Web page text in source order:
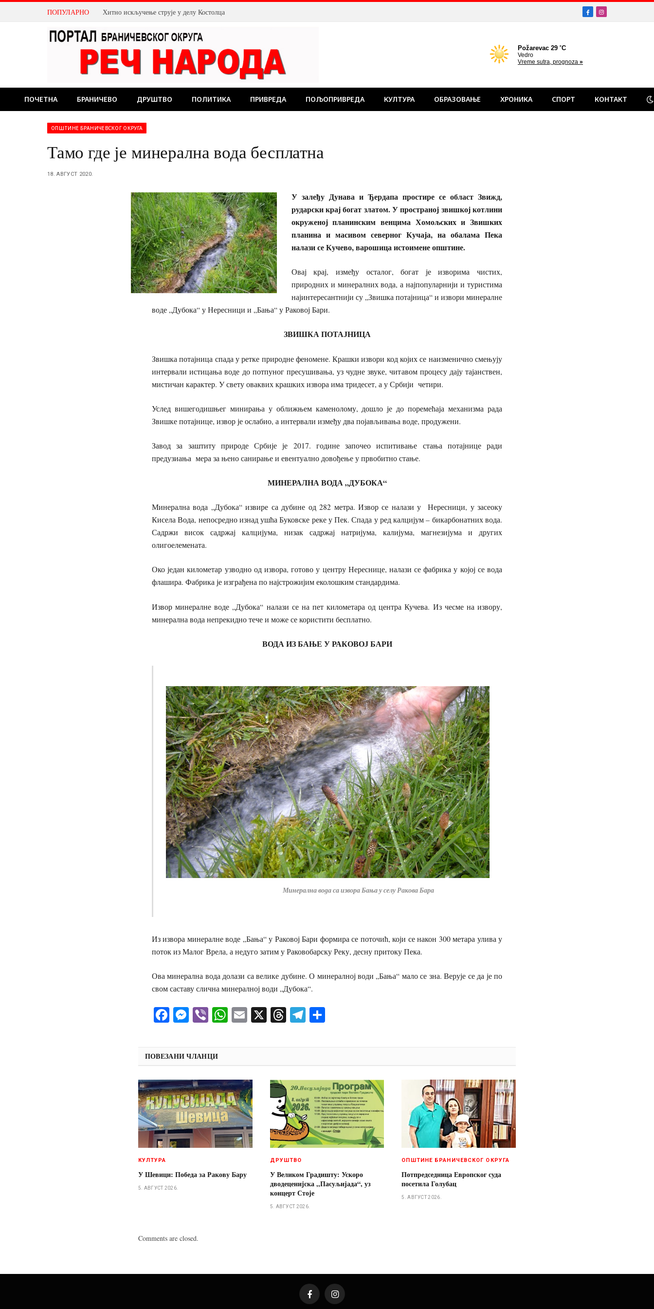
ПОПУЛАРНО Хитно искључење струје у делу Костолца FacebookInstagram
ПОЧЕТНА БРАНИЧЕВО ДРУШТВО ПОЛИТИКА ПРИВРЕДА ПОЉОПРИВРЕДА КУЛТУРА ОБРАЗОВАЊЕ ХРОНИКА СПОРТ КОНТАКТ
ОПШТИНЕ БРАНИЧЕВСКОГ ОКРУГА
Тамо где је минерална вода бесплатна
18. АВГУСТ 2020.
У залеђу Дунава и Ђердапа простире се област Звижд,
рударски крај богат златом. У пространој звишкој котлини
окруженој планинским венцима Хомољских и Звишких
планина и масивом северног Кучаја, на обалама Пека
налази се Кучево, варошица истоимене општине.
Овај крај, између осталог, богат је изворима чистих,
природних и минералних вода, а најпопуларнији и туристима
најинтересантнији су „Звишка потајница“ и извори минералне
воде „Дубока“ у Нересници и „Бања“ у Раковој Бари.
ЗВИШКА ПОТАЈНИЦА
Звишка потајница спада у ретке природне феномене. Крашки извори код којих се наизменично смењују
интервали истицања воде до потпуног пресушивања, уз чудне звуке, читавом процесу дају тајанствен,
мистичан карактер. У свету оваквих крашких извора има тридесет, а у Србији четири.
Услед вишегодишњег минирања у оближњем каменолому, дошло је до поремећаја механизма рада
Звишке потајнице, извор је ослабио, а интервали између два појављивања воде, продужени.
Завод за заштиту природе Србије је 2017. године започео испитивање стања потајнице ради
предузиања мера за њено санирање и евентуално довођење у првобитно стање.
МИНЕРАЛНА ВОДА „ДУБОКА“
Минерална вода „Дубока“ извире са дубине од 282 метра. Извор се налази у Нересници, у засеоку
Кисела Вода, непосредно изнад ушћа Буковске реке у Пек. Спада у ред калцијум – бикарбонатних вода.
Садржи висок садржај калцијума, низак садржај натријума, калијума, магнезијума и других
олигоелемената.
Око један километар узводно од извора, готово у центру Нереснице, налази се фабрика у којој се вода
флашира. Фабрика је изграђена по најстрожијим еколошким стандардима.
Извор минералне воде „Дубока“ налази се на пет километара од центра Кучева. Из чесме на извору,
минерална вода непрекидно тече и може се користити бесплатно.
ВОДА ИЗ БАЊЕ У РАКОВОЈ БАРИ
Минерална вода са извора Бања у селу Ракова Бара
Из извора минералне воде „Бања“ у Раковој Бари формира се поточић, који се након 300 метара улива у
поток из Малог Врела, а недуго затим у Раковобарску Реку, десну притоку Пека.
Ова минерална вода долази са велике дубине. О минералној води „Бања“ мало се зна. Верује се да је по
свом саставу слична минералној води „Дубока“.
Facebook
Messenger
ViberWhatsApp
Email
X ThreadsTelegram
ПОВЕЗАНИ ЧЛАНЦИ
КУЛТУРА
У Шевици: Победа за Ракову Бару
5. АВГУСТ 2026.
ДРУШТВО
У Великом Градишту: Ускоро
дводеценијска ,,Пасуљијада“, уз
концерт Стоје
5. АВГУСТ 2026.
ОПШТИНЕ БРАНИЧЕВСКОГ ОКРУГА
Потпредседница Европског суда
посетила Голубац
5. АВГУСТ 2026.
Comments are closed.
FacebookInstagram